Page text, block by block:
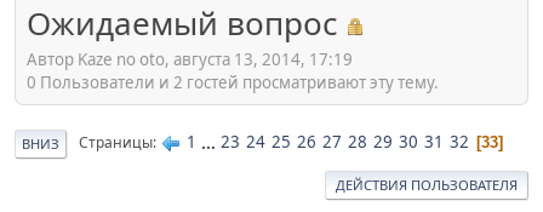
Ожидаемый вопрос
Автор Kaze no oto, августа 13, 2014, 17:19
0 Пользователи и 2 гостей просматривают эту тему.
ВНИЗ Страницы 1 ... 23 24 25 26 27 28 29 30 31 32 33
ДЕЙСТВИЯ ПОЛЬЗОВАТЕЛЯ